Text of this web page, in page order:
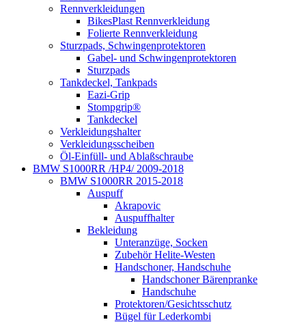
Rennverkleidungen
BikesPlast Rennverkleidung
Folierte Rennverkleidung
Sturzpads, Schwingenprotektoren
Gabel- und Schwingenprotektoren
Sturzpads
Tankdeckel, Tankpads
Eazi-Grip
Stompgrip®
Tankdeckel
Verkleidungshalter
Verkleidungsscheiben
Öl-Einfüll- und Ablaßschraube
BMW S1000RR /HP4/ 2009-2018
BMW S1000RR 2015-2018
Auspuff
Akrapovic
Auspuffhalter
Bekleidung
Unteranzüge, Socken
Zubehör Helite-Westen
Handschoner, Handschuhe
Handschoner Bärenpranke
Handschuhe
Protektoren/Gesichtsschutz
Bügel für Lederkombi